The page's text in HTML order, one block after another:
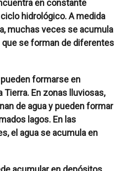
en constante
hidrológico. A medida
muchas veces se acumula
se forman de diferentes
formarse en
En zonas lluviosas,
de agua y pueden formar
lagos. En las
el agua se acumula en